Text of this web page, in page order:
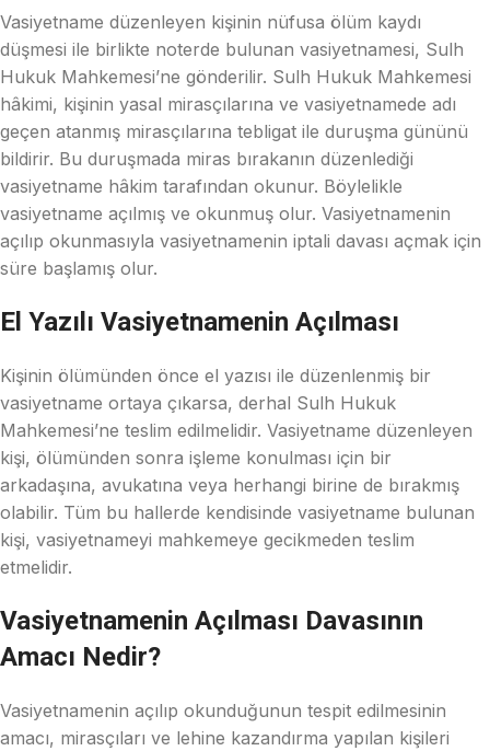
Vasiyetname düzenleyen kişinin nüfusa ölüm kaydı
düşmesi ile birlikte noterde bulunan vasiyetnamesi, Sulh
Hukuk Mahkemesi’ne gönderilir. Sulh Hukuk Mahkemesi
hâkimi, kişinin yasal mirasçılarına ve vasiyetnamede adı
geçen atanmış mirasçılarına tebligat ile duruşma gününü
bildirir. Bu duruşmada miras bırakanın düzenlediği
vasiyetname hâkim tarafından okunur. Böylelikle
vasiyetname açılmış ve okunmuş olur. Vasiyetnamenin
açılıp okunmasıyla vasiyetnamenin iptali davası açmak için
süre başlamış olur.
El Yazılı Vasiyetnamenin Açılması
Kişinin ölümünden önce el yazısı ile düzenlenmiş bir
vasiyetname ortaya çıkarsa, derhal Sulh Hukuk
Mahkemesi’ne teslim edilmelidir. Vasiyetname düzenleyen
kişi, ölümünden sonra işleme konulması için bir
arkadaşına, avukatına veya herhangi birine de bırakmış
olabilir. Tüm bu hallerde kendisinde vasiyetname bulunan
kişi, vasiyetnameyi mahkemeye gecikmeden teslim
etmelidir.
Vasiyetnamenin Açılması Davasının
Amacı Nedir?
Vasiyetnamenin açılıp okunduğunun tespit edilmesinin
amacı, mirasçıları ve lehine kazandırma yapılan kişileri